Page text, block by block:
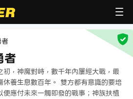
者
初，神魔對峙，數千年內屢經大戰，最
休養生息數百年。 雙方都有意識的要培
便應付未來一觸即發的戰事；神族扶植